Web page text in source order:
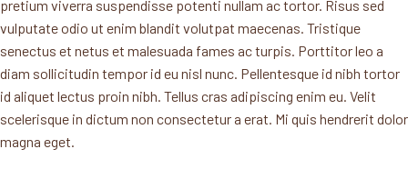
pretium viverra suspendisse potenti nullam ac tortor. Risus sed
vulputate odio ut enim blandit volutpat maecenas. Tristique
senectus et netus et malesuada fames ac turpis. Porttitor leo a
diam sollicitudin tempor id eu nisl nunc. Pellentesque id nibh tortor
id aliquet lectus proin nibh. Tellus cras adipiscing enim eu. Velit
scelerisque in dictum non consectetur a erat. Mi quis hendrerit dolor
magna eget.